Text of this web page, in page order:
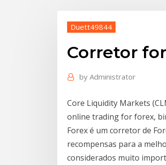
Duett49844
Corretor
by Administrator
Core Liquidity Markets
online trading for forex,
Forex é um corretor de
recompensas para a
considerados muito